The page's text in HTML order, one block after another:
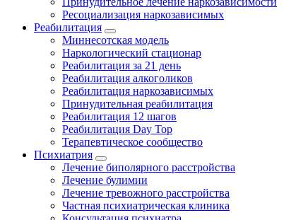
Ресоциализация наркозависимых
Реабилитация
Миннесотская модель
Наркологический стационар
Реабилитация за 21 день
Реабилитация алкоголиков
Реабилитация наркозависимых
Принудительная реабилитация
Реабилитация 12 шагов
Реабилитация Day Top
Терапевтическое сообщество
Психиатрия
Лечение биполярного расстройства
Лечение булимии
Лечение тревожного расстройства
Частная психиатрическая клиника